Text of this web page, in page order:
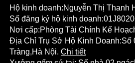
Hộ kinh doanh:Nguyễn Thị Thanh
Số đăng ký hộ kinh
Nơi cấp:Phòng Tài Chính Kế
Địa Chỉ Trụ Sở Hộ Kinh Doanh:Số
Tràng,Hà Nội. Chi tiết